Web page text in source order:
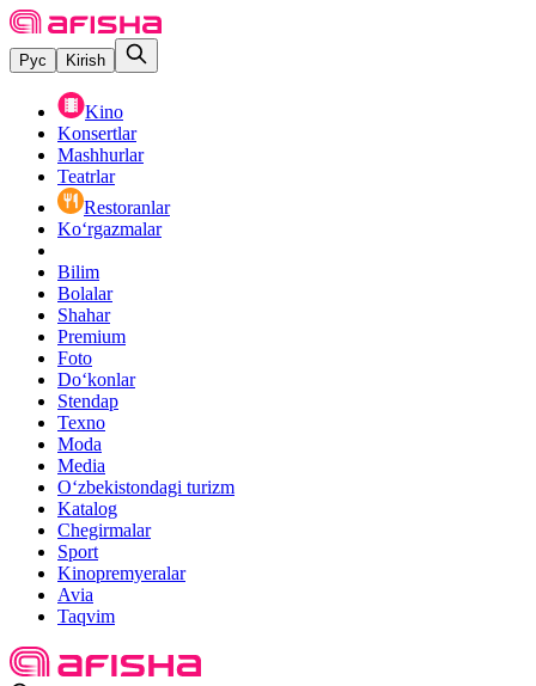
Рус Kirish
Kino
Konsertlar
Mashhurlar
Teatrlar
Restoranlar
Ko‘rgazmalar
Bilim
Bolalar
Shahar
Premium
Foto
Do‘konlar
Stendap
Texno
Moda
Media
O‘zbekistondagi turizm
Katalog
Chegirmalar
Sport
Kinopremyeralar
Avia
Taqvim